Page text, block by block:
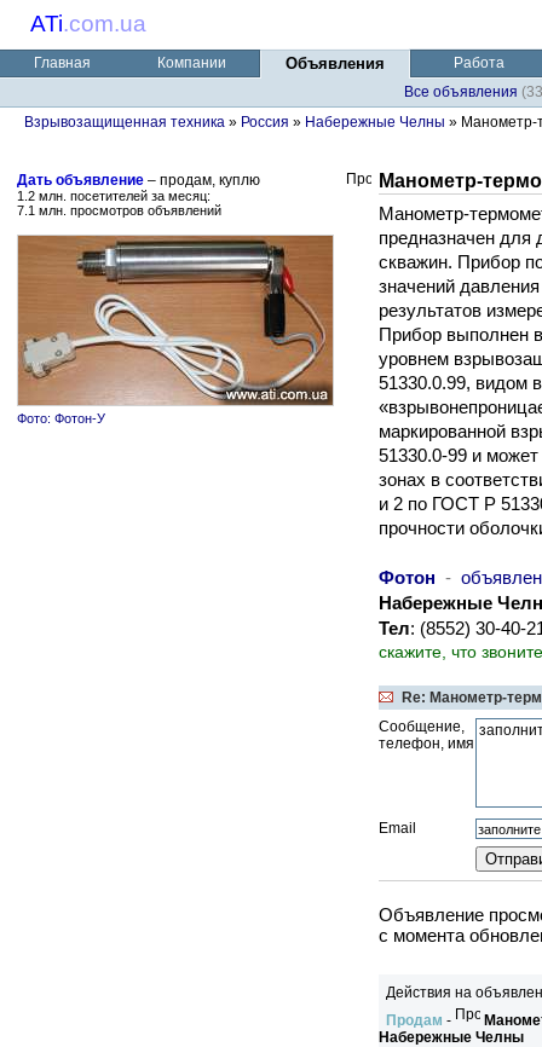
ATi.com.ua
Главная Компании Объявления
Работа
Все объявления
Взрывозащищенная техника » Россия » Набережные Челны » Манометр-
Дать объявление – продам, куплю
1.2 млн. посетителей за месяц:
7.1 млн. просмотров объявлений
Фото: Фотон-У
Манометр-
Манометр-
предназначен для
скважин. Прибор
значений
результатов
Прибор выполнен
уровнем
51330.0.99, видом
маркированной
51330.0-99 и
зонах в
и 2 по ГОСТ Р
прочности
Фотон -
Набережные
Тел: (8552) 30-40-
скажите, что
Re: Манометр-
Сообщение,
телефон, имя
Email
Объявление
c момента
Действия на
Продам -
Набережные Челны